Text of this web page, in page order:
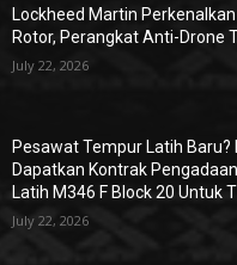
Lockheed Martin
Rotor, Perangkat Anti-Drone
July 22, 2026
Pesawat Tempur Latih Baru?
Dapatkan Kontrak
Latih M346 F Block 20 Untuk
July 22, 2026